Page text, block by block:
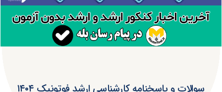
سوالات و پاسخنامه کارشناسی ارشد فوتونیک ۱۴۰۴